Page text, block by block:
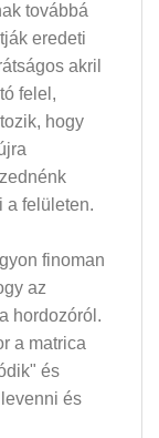
továbbá
eredeti
akril
felel,
hogy
a felületen.
finoman
az
hordozóról.
a matrica
és
és